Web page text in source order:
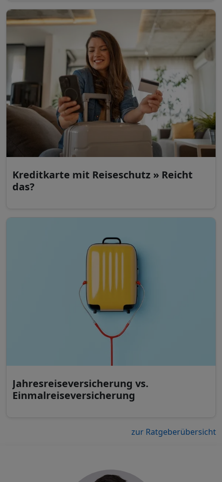
Kreditkarte mit Reiseschutz » Reicht
das?
Jahresreiseversicherung vs.
Einmalreiseversicherung
zur Ratgeberübersicht